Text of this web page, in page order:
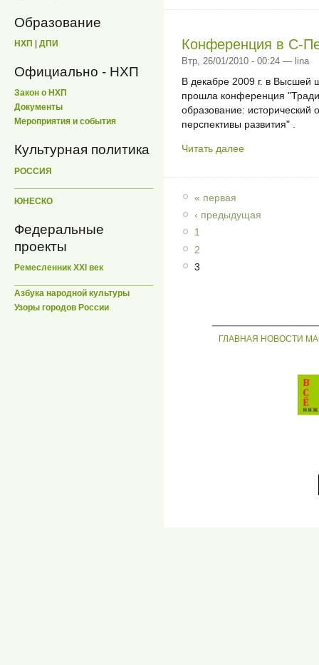
Образование
НХП ДПИ
Официально - НХП
Закон о НХП
Документы
Мероприятия и события
Культурная политика
РОССИЯ
ЮНЕСКО
Федеральные
проекты
Ремесленник XXI век
Азбука народной культуры
Узоры городов России
Конференция в С-
Втр, 26/01/2010 - 00:24 — lina
В декабре 2009 г. в Высшей
прошла конференция
образование: исторический
перспективы развития" .
Читать далее
« первая
‹ предыдущая
1
2
3
ГЛАВНАЯ НОВОСТИ